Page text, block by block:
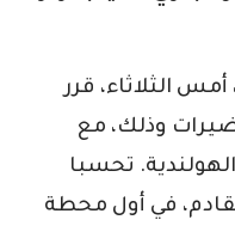
الثلاثاء، قرر
وذلك، مع
تحسبا
في أول محطة